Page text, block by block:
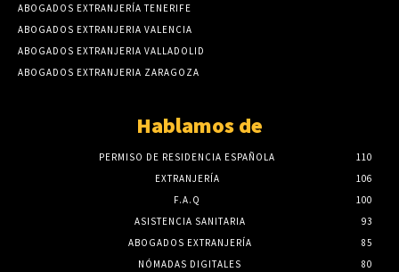
ABOGADOS EXTRANJERÍA TENERIFE
ABOGADOS EXTRANJERIA VALENCIA
ABOGADOS EXTRANJERIA VALLADOLID
ABOGADOS EXTRANJERIA ZARAGOZA
Hablamos de
PERMISO DE RESIDENCIA ESPAÑOLA
110
EXTRANJERÍA
106
F.A.Q
100
ASISTENCIA SANITARIA
93
ABOGADOS EXTRANJERÍA
85
NÓMADAS DIGITALES
80